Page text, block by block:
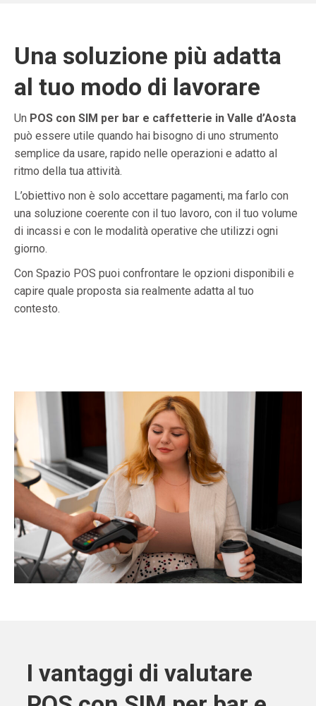
Una soluzione più adatta
al tuo modo di lavorare
Un POS con SIM per bar e caffetterie in Valle d’Aosta
può essere utile quando hai bisogno di uno strumento
semplice da usare, rapido nelle operazioni e adatto al
ritmo della tua attività.
L’obiettivo non è solo accettare pagamenti, ma farlo con
una soluzione coerente con il tuo lavoro, con il tuo volume
di incassi e con le modalità operative che utilizzi ogni
giorno.
Con Spazio POS puoi confrontare le opzioni disponibili e
capire quale proposta sia realmente adatta al tuo
contesto.
I vantaggi di valutare